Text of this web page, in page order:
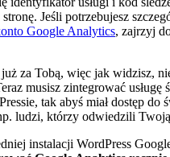
Jeśli potrzebujesz
Google Analytics, zajrzyj
za Tobą, więc jak widzisz,
musisz zintegrować usługę
tak abyś miał dostęp do
ludzi, którzy odwiedzili
instalacji WordPress